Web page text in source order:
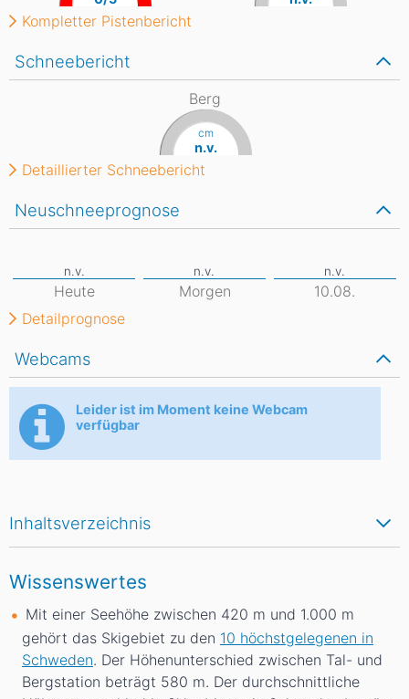
Inhaltsverzeichnis
Wissenswertes
Mit einer Seehöhe zwischen 420 m und 1.000 m
gehört das Skigebiet zu den 10 höchstgelegenen in
Schweden. Der Höhenunterschied zwischen Tal- und
Bergstation beträgt 580 m. Der durchschnittliche
Webcams
Leider ist im Moment keine Webcam
verfügbar
Schneebericht
Berg
cm
n.v.
Detaillierter Schneebericht
Neuschneeprognose
Heute Morgen
10.08.
Detailprognose
Kompletter Pistenbericht